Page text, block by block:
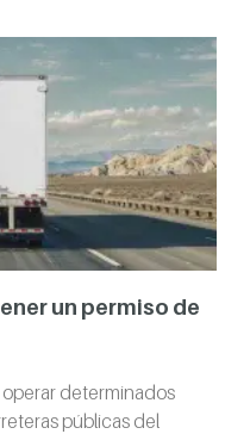
un permiso de
determinados
públicas del